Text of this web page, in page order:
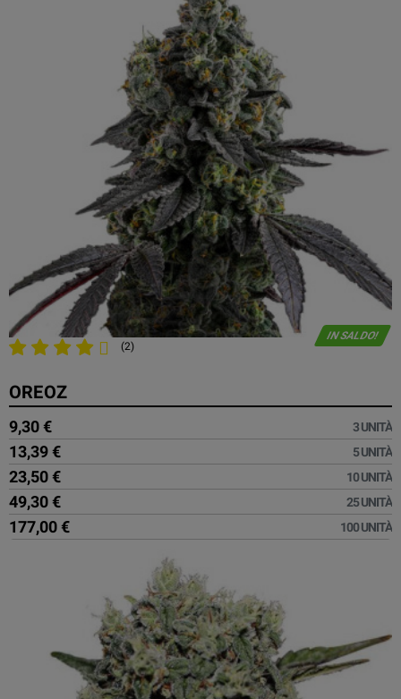
IN SALDO!
(2)
OREOZ
9,30 € 3 UNITÀ
13,39 € 5 UNITÀ
23,50 € 10 UNITÀ
49,30 € 25 UNITÀ
177,00 € 100 UNITÀ